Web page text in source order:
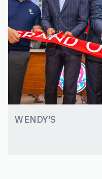
WENDY'S